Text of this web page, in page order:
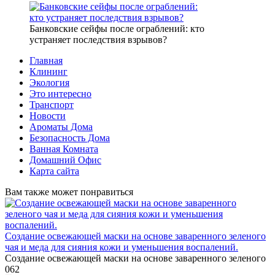
Банковские сейфы после ограблений: кто
устраняет последствия взрывов?
Главная
Клининг
Экология
Это интересно
Транспорт
Новости
Ароматы Дома
Безопасность Дома
Ванная Комната
Домашний Офис
Карта сайта
Вам также может понравиться
Создание освежающей маски на основе заваренного зеленого
чая и меда для сияния кожи и уменьшения воспалений.
Создание освежающей маски на основе заваренного зеленого
062